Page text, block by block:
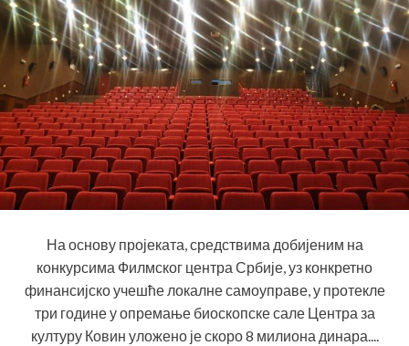
На основу пројеката, средствима добијеним на
конкурсима Филмског центра Србије, уз конкретно
финансијско учешће локалне самоуправе, у протекле
три године у опремање биоскопске сале Центра за
културу Ковин уложено је скоро 8 милиона динара....